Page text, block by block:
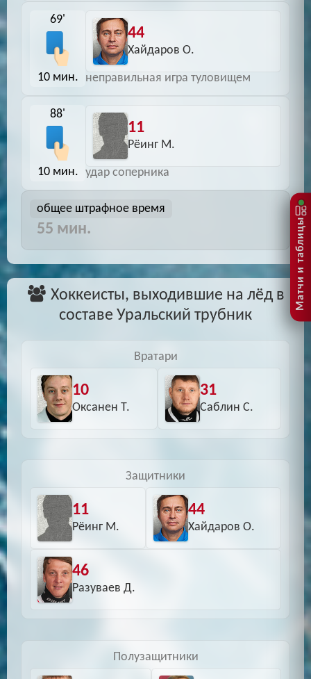
69'
10 мин.
44
Хайдаров О.
неправильная игра туловищем
88'
10 мин.
11
Рёинг М.
удар соперника
общее штрафное время
55 мин.
Хоккеисты, выходившие на лёд в
составе Уральский трубник
Вратари
10
Оксанен Т.
31
Саблин С.
Защитники
11
Рёинг М.
44
Хайдаров О.
46
Разуваев Д.
Полузащитники
Матчи и таблицы